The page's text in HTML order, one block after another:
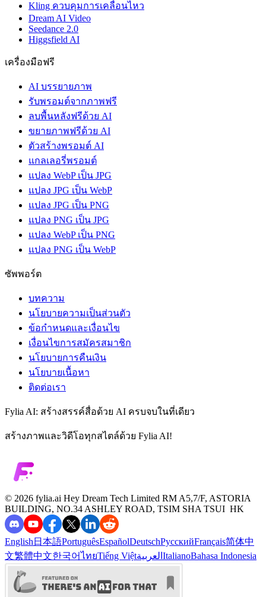
Kling ควบคุมการเคลื่อนไหว
Dream AI Video
Seedance 2.0
Higgsfield AI
เครื่องมือฟรี
AI บรรยายภาพ
รับพรอมต์จากภาพฟรี
ลบพื้นหลังฟรีด้วย AI
ขยายภาพฟรีด้วย AI
ตัวสร้างพรอมต์ AI
แกลเลอรี่พรอมต์
แปลง WebP เป็น JPG
แปลง JPG เป็น WebP
แปลง JPG เป็น PNG
แปลง PNG เป็น JPG
แปลง WebP เป็น PNG
แปลง PNG เป็น WebP
ซัพพอร์ต
บทความ
นโยบายความเป็นส่วนตัว
ข้อกำหนดและเงื่อนไข
เงื่อนไขการสมัครสมาชิก
นโยบายการคืนเงิน
นโยบายเนื้อหา
ติดต่อเรา
Fylia AI: สร้างสรรค์สื่อด้วย AI ครบจบในที่เดียว
สร้างภาพและวิดีโอทุกสไตล์ด้วย Fylia AI!
©️ 2026 fylia.ai Hey Dream Tech Limited RM A5,7/F, ASTORIA
BUILDING, NO.34 ASHLEY ROAD, TSIM SHA TSUI HK
English 日本語PortuguêsEspañolDeutschРусскийFrançais简体中
文繁體中文한국어ไทยTiếng Việtالعربية ItalianoBahasa Indonesia